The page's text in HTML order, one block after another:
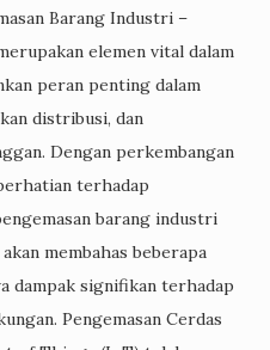
Barang Industri –
elemen vital dalam
peran penting dalam
distribusi, dan
Dengan perkembangan
terhadap
barang industri
membahas beberapa
dampak signifikan terhadap
Pengemasan Cerdas